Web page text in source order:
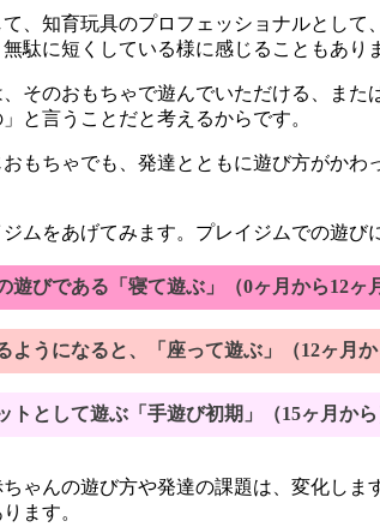
、知育玩具のプロフェッショナルとし
駄に短くしている様に感じることもあ
そのおもちゃで遊んでいただける、ま
と言うことだと考えるからです。
もちゃでも、発達とともに遊び方がか
ムをあげてみます。プレイジムでの遊び
びである「寝て遊ぶ」（0ヶ月から12ヶ
うになると、「座って遊ぶ」（12ヶ月か
として遊ぶ「手遊び初期」（15ヶ月から
ゃんの遊び方や発達の課題は、変化し
ます。